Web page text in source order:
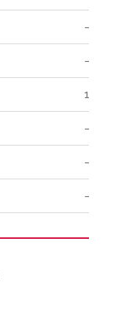
–
–
165
–
–
–